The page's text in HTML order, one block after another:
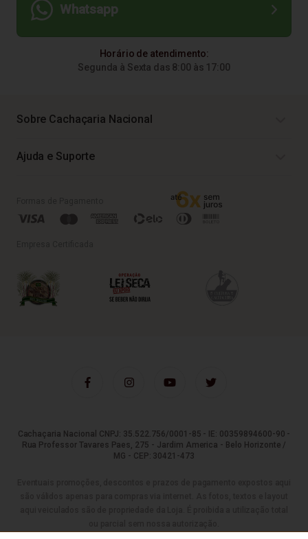
Whatsapp
Horário de atendimento:
Segunda à Sexta das 8:00 às 17:00
Sobre Cachaçaria Nacional
Ajuda e Suporte
Cachaçaria Nacional CNPJ: 35.522.756/0001-85 - IE: 00359894600-90 -
Rua Professor Tavares Paes, 275 - Jardim America - Belo Horizonte /
MG - CEP: 30421-473